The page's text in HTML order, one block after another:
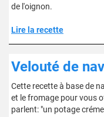
de l'oignon.
Lire la recette
Velouté de
Cette recette à base de
et le fromage pour vous
parlent: "un potage